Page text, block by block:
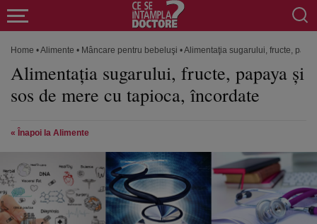
Home •Alimente • Mâncare pentru bebeluşi •Alimentaţia sugarului, fructe,
Alimentaţia sugarului, fructe, papaya şi
sos de mere cu tapioca, încordate
« Înapoi la Alimente